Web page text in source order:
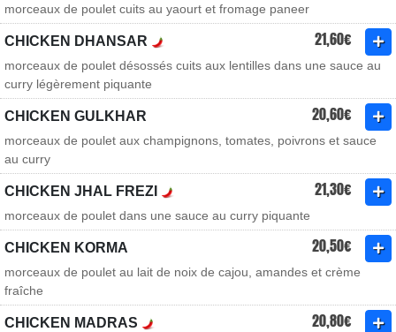
morceaux de poulet cuits au yaourt et fromage paneer
CHICKEN DHANSAR 21,60€
morceaux de poulet désossés cuits aux lentilles dans une sauce au
curry légèrement piquante
CHICKEN GULKHAR 20,60€
morceaux de poulet aux champignons, tomates, poivrons et sauce
au curry
CHICKEN JHAL FREZI 21,30€
morceaux de poulet dans une sauce au curry piquante
CHICKEN KORMA 20,50€
morceaux de poulet au lait de noix de cajou, amandes et crème
fraîche
CHICKEN MADRAS 20,80€